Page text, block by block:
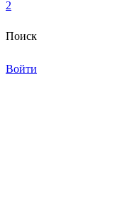
2
Поиск
Войти